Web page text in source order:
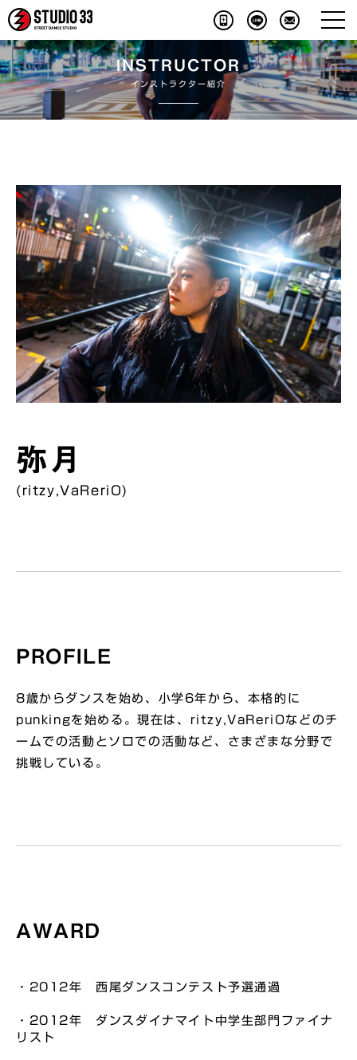
INSTRUCTOR
インストラクター紹介
弥月
(ritzy,VaReriO)
PROFILE
8歳からダンスを始め、小学6年から、本格的に
punkingを始める。現在は、ritzy,VaReriOなどのチ
ームでの活動とソロでの活動など、さまざまな分野で
挑戦している。
AWARD
・2012年 西尾ダンスコンテスト予選通過
・2012年 ダンスダイナマイト中学生部門ファイナ
リスト